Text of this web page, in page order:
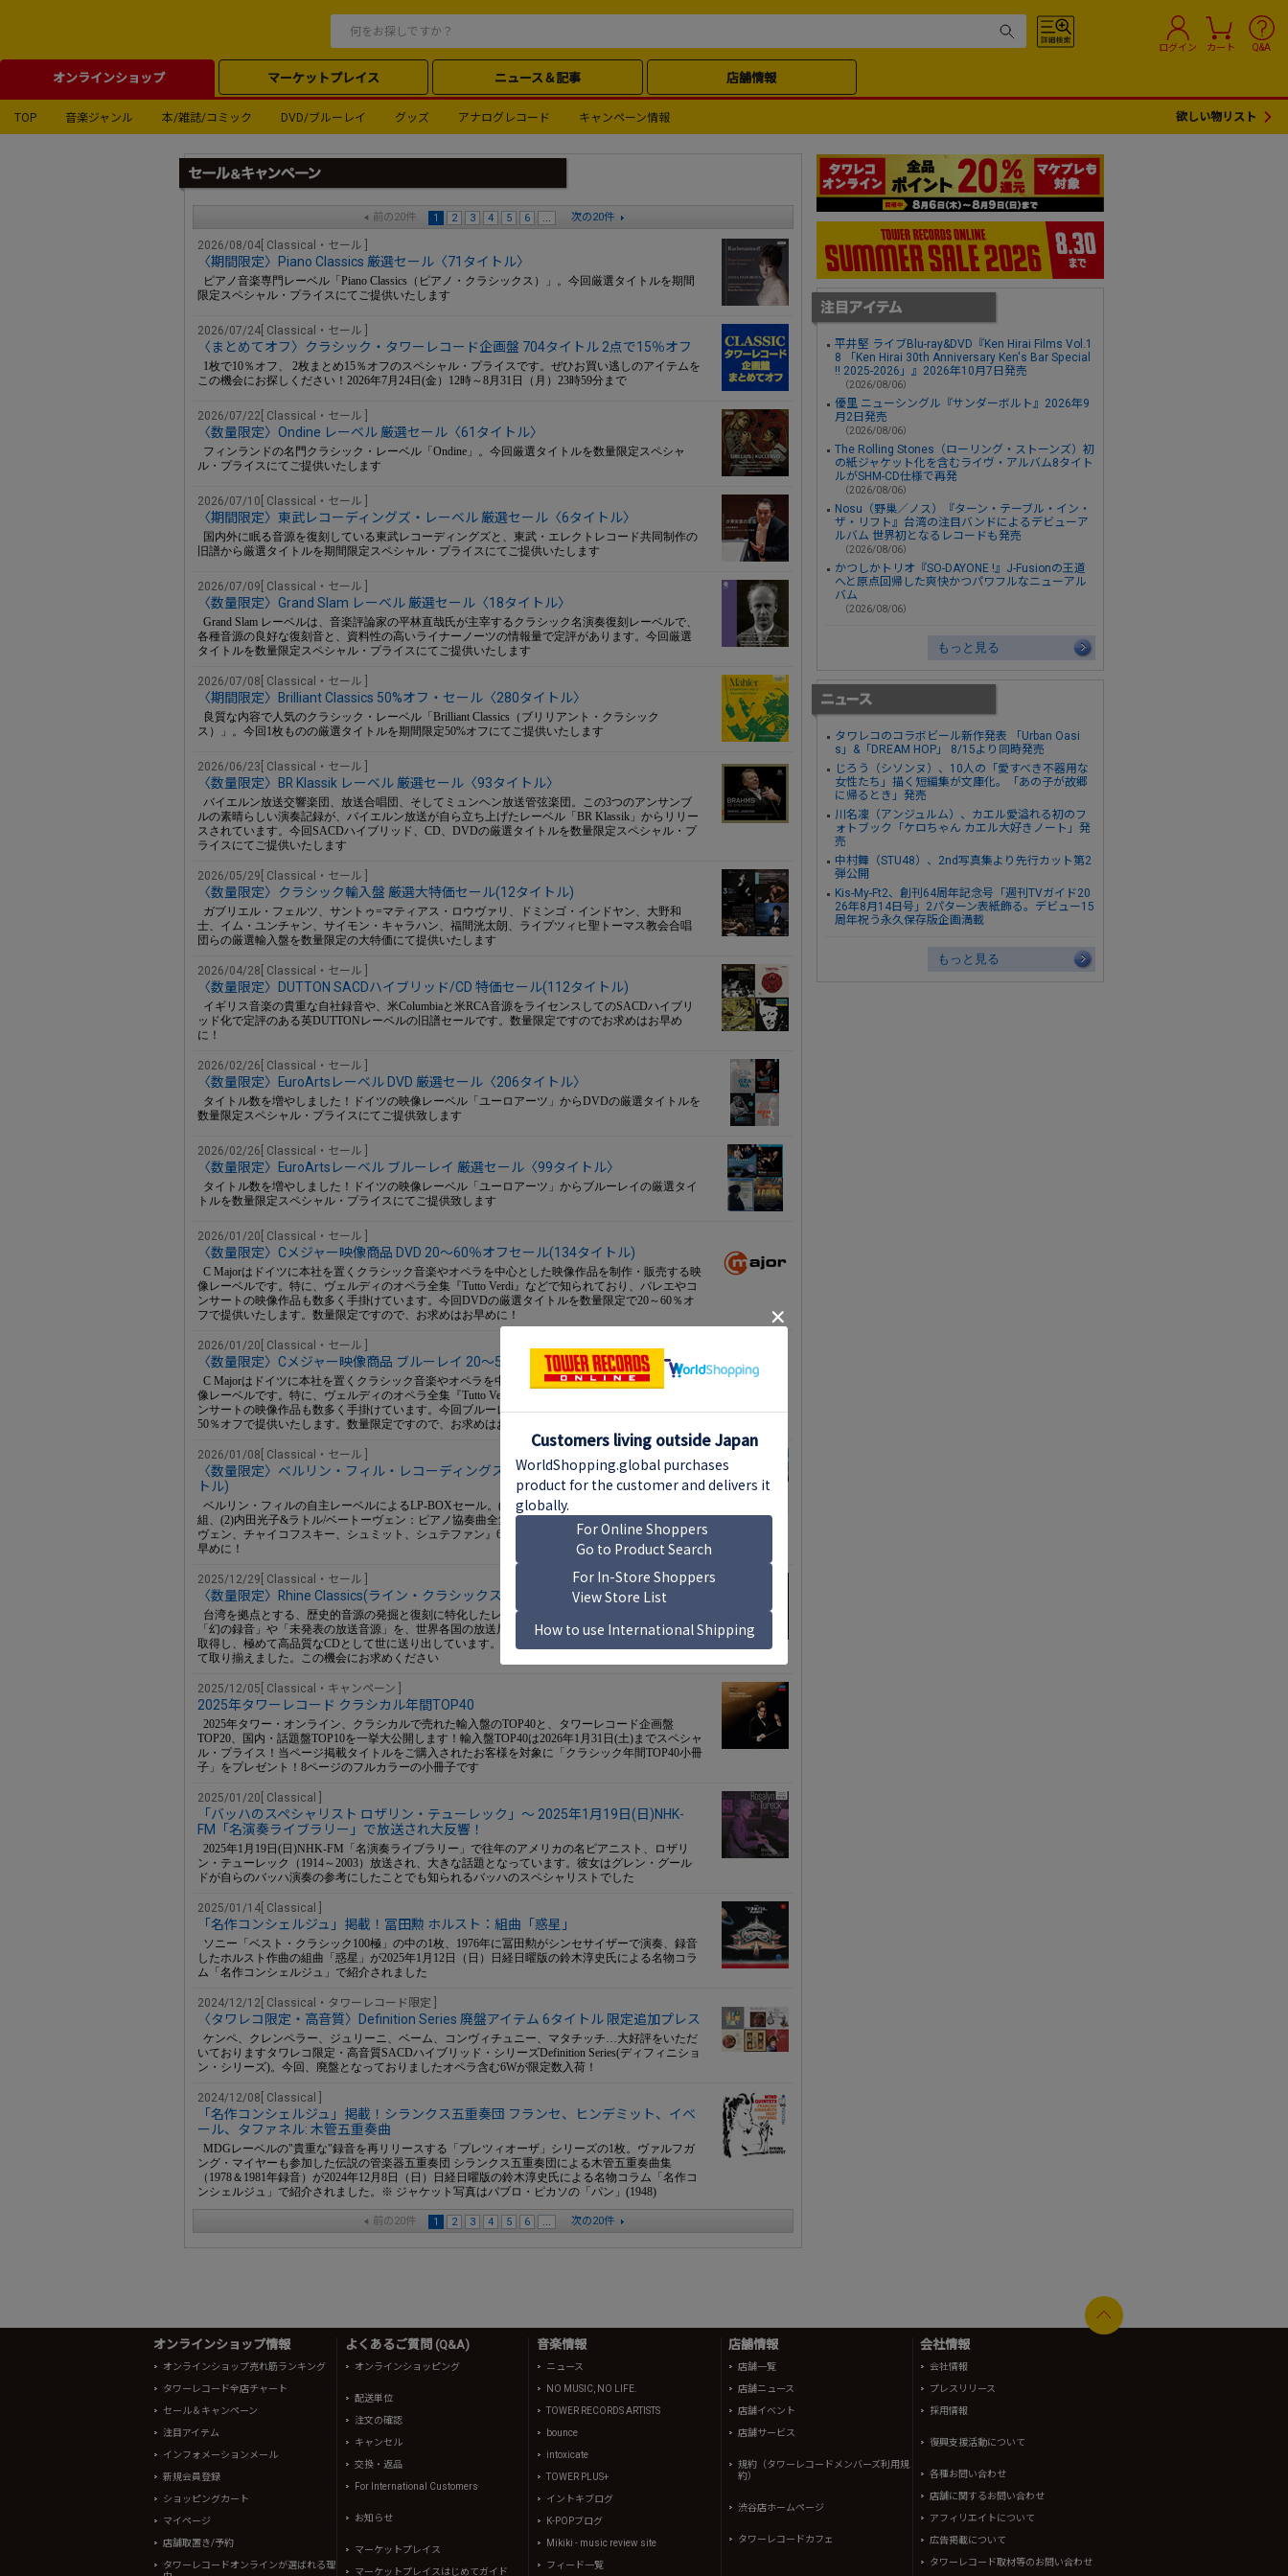
ログイン カート Q&A
オンラインショップ マーケットプレイス ニュース＆記事 店舗情報
TOP 音楽ジャンル 本/雑誌/コミック DVD/ブルーレイ グッズ アナログレコード キャンペーン情報 欲しい物リスト
前の20件 1 2 3 4 5 6 ... 次の20件
2026/08/04[ Classical・セール ]
〈期間限定〉Piano Classics 厳選セール〈71タイトル〉
ピアノ音楽専門レーベル「Piano Classics（ピアノ・クラシックス）」。今回厳選タイトルを期間
限定スペシャル・プライスにてご提供いたします
2026/07/24[ Classical・セール ]
〈まとめてオフ〉クラシック・タワーレコード企画盤 704タイトル 2点で15％オフ
1枚で10％オフ、 2枚まとめ15％オフのスペシャル・プライスです。ぜひお買い逃しのアイテムを
この機会にお探しください！2026年7月24日(金）12時～8月31日（月）23時59分まで
2026/07/22[ Classical・セール ]
〈数量限定〉Ondine レーベル 厳選セール〈61タイトル〉
フィンランドの名門クラシック・レーベル「Ondine」。今回厳選タイトルを数量限定スペシャ
ル・プライスにてご提供いたします
2026/07/10[ Classical・セール ]
〈期間限定〉東武レコーディングズ・レーベル 厳選セール〈6タイトル〉
国内外に眠る音源を復刻している東武レコーディングズと、東武・エレクトレコード共同制作の
旧譜から厳選タイトルを期間限定スペシャル・プライスにてご提供いたします
2026/07/09[ Classical・セール ]
〈数量限定〉Grand Slam レーベル 厳選セール〈18タイトル〉
Grand Slam レーベルは、音楽評論家の平林直哉氏が主宰するクラシック名演奏復刻レーベルで、
各種音源の良好な復刻音と、資料性の高いライナーノーツの情報量で定評があります。今回厳選
タイトルを数量限定スペシャル・プライスにてご提供いたします
2026/07/08[ Classical・セール ]
〈期間限定〉Brilliant Classics 50%オフ・セール〈280タイトル〉
良質な内容で人気のクラシック・レーベル「Brilliant Classics（ブリリアント・クラシック
ス）」。今回1枚ものの厳選タイトルを期間限定50%オフにてご提供いたします
2026/06/23[ Classical・セール ]
〈数量限定〉BR Klassik レーベル 厳選セール〈93タイトル〉
バイエルン放送交響楽団、放送合唱団、そしてミュンヘン放送管弦楽団。この3つのアンサンブ
ルの素晴らしい演奏記録が、バイエルン放送が自ら立ち上げたレーベル「BR Klassik」からリリー
スされています。今回SACDハイブリッド、CD、DVDの厳選タイトルを数量限定スペシャル・プ
ライスにてご提供いたします
2026/05/29[ Classical・セール ]
〈数量限定〉クラシック輸入盤 厳選大特価セール(12タイトル)
ガブリエル・フェルツ、サントゥ=マティアス・ロウヴァリ、ドミンゴ・インドヤン、大野和
士、イム・ユンチャン、サイモン・キャラハン、福間洸太朗、ライプツィヒ聖トーマス教会合唱
団らの厳選輸入盤を数量限定の大特価にて提供いたします
2026/04/28[ Classical・セール ]
〈数量限定〉DUTTON SACDハイブリッド/CD 特価セール(112タイトル)
イギリス音楽の貴重な自社録音や、米Columbiaと米RCA音源をライセンスしてのSACDハイブリ
ッド化で定評のある英DUTTONレーベルの旧譜セールです。数量限定ですのでお求めはお早め
に！
2026/02/26[ Classical・セール ]
〈数量限定〉EuroArtsレーベル DVD 厳選セール〈206タイトル〉
タイトル数を増やしました！ドイツの映像レーベル「ユーロアーツ」からDVDの厳選タイトルを
数量限定スペシャル・プライスにてご提供致します
2026/02/26[ Classical・セール ]
〈数量限定〉EuroArtsレーベル ブルーレイ 厳選セール〈99タイトル〉
タイトル数を増やしました！ドイツの映像レーベル「ユーロアーツ」からブルーレイの厳選タイ
トルを数量限定スペシャル・プライスにてご提供致します
2026/01/20[ Classical・セール ]
〈数量限定〉Cメジャー映像商品 DVD 20～60％オフセール(134タイトル)
C Majorはドイツに本社を置くクラシック音楽やオペラを中心とした映像作品を制作・販売する映
像レーベルです。特に、ヴェルディのオペラ全集『Tutto Verdi』などで知られており、バレエやコ
ンサートの映像作品も数多く手掛けています。今回DVDの厳選タイトルを数量限定で20～60％オ
フで提供いたします。数量限定ですので、お求めはお早めに！
2026/01/20[ Classical・セール ]
〈数量限定〉Cメジャー映像商品 ブルーレイ 20～50％オフセール(134タイトル)
C Majorはドイツに本社を置くクラシック音楽やオペラを中心とした映像作品を制作・販売する映
像レーベルです。特に、ヴェルディのオペラ全集『Tutto Verdi』などで知られており、バレエやコ
ンサートの映像作品も数多く手掛けています。今回ブルーレイの厳選タイトルを数量限定で20～
50％オフで提供いたします。数量限定ですので、お求めはお早めに！
2026/01/08[ Classical・セール ]
〈数量限定〉ベルリン・フィル・レコーディングス LP-BOX 最終在庫セール(3タイ
トル)
ベルリン・フィルの自主レーベルによるLP-BOXセール。(1)ラトル/シベリウス：交響曲全集 7枚
組、(2)内田光子&ラトル/ベートーヴェン：ピアノ協奏曲全集 5枚組、(3)K.ペトレンコ『ベートー
ヴェン、チャイコフスキー、シュミット、シュテファン』6枚組。数量限定ですので、お求めはお
早めに！
2025/12/29[ Classical・セール ]
〈数量限定〉Rhine Classics(ライン・クラシックス) 15％オフ・セール(29タイトル)
台湾を拠点とする、歴史的音源の発掘と復刻に特化したレーベルです。往年の巨匠たちによる
「幻の録音」や「未発表の放送音源」を、世界各国の放送局やアーカイブから正規にライセンス
取得し、極めて高品質なCDとして世に送り出しています。今回、カタログにあるCDを15％オフに
て取り揃えました。この機会にお求めください
2025/12/05[ Classical・キャンペーン ]
2025年タワーレコード クラシカル年間TOP40
2025年タワー・オンライン、クラシカルで売れた輸入盤のTOP40と、タワーレコード企画盤
TOP20、国内・話題盤TOP10を一挙大公開します！輸入盤TOP40は2026年1月31日(土)までスペシャ
ル・プライス！当ページ掲載タイトルをご購入されたお客様を対象に「クラシック年間TOP40小冊
子」をプレゼント！8ページのフルカラーの小冊子です
2025/01/20[ Classical ]
「バッハのスペシャリスト ロザリン・テューレック」～ 2025年1月19日(日)NHK-
FM「名演奏ライブラリー」で放送され大反響！
2025年1月19日(日)NHK-FM「名演奏ライブラリー」で往年のアメリカの名ピアニスト、ロザリ
ン・テューレック（1914～2003）放送され、大きな話題となっています。彼女はグレン・グール
ドが自らのバッハ演奏の参考にしたことでも知られるバッハのスペシャリストでした
2025/01/14[ Classical ]
「名作コンシェルジュ」掲載！冨田勲 ホルスト：組曲「惑星」
ソニー「ベスト・クラシック100極」の中の1枚、1976年に冨田勲がシンセサイザーで演奏、録音
したホルスト作曲の組曲「惑星」が2025年1月12日（日）日経日曜版の鈴木淳史氏による名物コラ
ム「名作コンシェルジュ」で紹介されました
2024/12/12[ Classical・タワーレコード限定 ]
〈タワレコ限定・高音質〉Definition Series 廃盤アイテム 6タイトル 限定追加プレス
ケンペ、クレンペラー、ジュリーニ、ベーム、コンヴィチュニー、マタチッチ…大好評をいただ
いておりますタワレコ限定・高音質SACDハイブリッド・シリーズDefinition Series(ディフィニショ
ン・シリーズ)。今回、廃盤となっておりましたオペラ含む6Wが限定数入荷！
2024/12/08[ Classical ]
「名作コンシェルジュ」掲載！シランクス五重奏団 フランセ、ヒンデミット、イベ
ール、タファネル: 木管五重奏曲
MDGレーベルの"貴重な"録音を再リリースする「プレツィオーザ」シリーズの1枚。ヴァルフガ
ング・マイヤーも参加した伝説の管楽器五重奏団 シランクス五重奏団による木管五重奏曲集
（1978＆1981年録音）が2024年12月8日（日）日経日曜版の鈴木淳史氏による名物コラム「名作コ
ンシェルジュ」で紹介されました。※ ジャケット写真はパブロ・ピカソの「パン」(1948)
前の20件 1 2 3 4 5 6 ... 次の20件
平井堅 ライブBlu-ray&DVD『Ken Hirai Films Vol.1
8 「Ken Hirai 30th Anniversary Ken's Bar Special
!! 2025-2026」』2026年10月7日発売
（2026/08/06）
優里 ニューシングル『サンダーボルト』2026年9
月2日発売
（2026/08/06）
The Rolling Stones（ローリング・ストーンズ）初
の紙ジャケット化を含むライヴ・アルバム8タイト
ルがSHM-CD仕様で再発
（2026/08/06）
Nosu（野巢／ノス）『ターン・テーブル・イン・
ザ・リフト』台湾の注目バンドによるデビューア
ルバム 世界初となるレコードも発売
（2026/08/06）
かつしかトリオ『SO-DAYONE !』J-Fusionの王道
へと原点回帰した爽快かつパワフルなニューアル
バム
（2026/08/06）
もっと見る
タワレコのコラボビール新作発表 「Urban Oasi
s」&「DREAM HOP」 8/15より同時発売
じろう（シソンヌ）、10人の「愛すべき不器用な
女性たち」描く短編集が文庫化。「あの子が故郷
に帰るとき」発売
川名凜（アンジュルム）、カエル愛溢れる初のフ
ォトブック「ケロちゃん カエル大好きノート」発
売
中村舞（STU48）、2nd写真集より先行カット第2
弾公開
Kis-My-Ft2、創刊64周年記念号「週刊TVガイド20
26年8月14日号」2パターン表紙飾る。デビュー15
周年祝う永久保存版企画満載
もっと見る
オンラインショップ情報
オンラインショップ売れ筋ランキング
タワーレコード全店チャート
セール＆キャンペーン
注目アイテム
インフォメーションメール
新規会員登録
ショッピングカート
マイページ
店舗取置き/予約
タワーレコードオンラインが選ばれる理
よくあるご質問 (Q&A)
オンラインショッピング
配送単位
注文の確認
キャンセル
交換・返品
For International Customers
お知らせ
マーケットプレイス
マーケットプレイスはじめてガイド
音楽情報
ニュース
NO MUSIC, NO LIFE.
TOWER RECORDS ARTISTS
bounce
intoxicate
TOWER PLUS+
イントキブログ
K-POPブログ
Mikiki - music review site
フィード一覧
店舗情報
店舗一覧
店舗ニュース
店舗イベント
店舗サービス
規約（タワーレコードメンバーズ利用規
約）
渋谷店ホームページ
タワーレコードカフェ
会社情報
会社情報
プレスリリース
採用情報
復興支援活動について
各種お問い合わせ
店舗に関するお問い合わせ
アフィリエイトについて
広告掲載について
タワーレコード取材等のお問い合わせ